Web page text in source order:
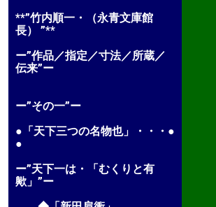
**”竹内順一・（永青文庫館
長） ”**
ー”作品／指定／寸法／所蔵／
伝来”ー
ー”その一”ー
●「天下三つの名物也」・・・●
●
ー”天下一は・「むくりと有
歟」”ー